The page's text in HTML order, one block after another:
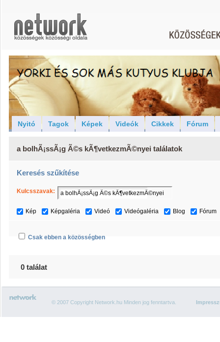
Nyitó Tagok Képek Videók Cikkek Fórum
a bolhÃ¡ssÃ¡g Ã©s kÃ¶vetkezmÃ©nyei találatok
Keresés szűkítése
Kulcsszavak:
Kép Képgaléria Videó Videógaléria Blog Fórum
Csak ebben a közösségben
0 találat
© 2007 Copyright Network.hu Minden jog fenntartva.